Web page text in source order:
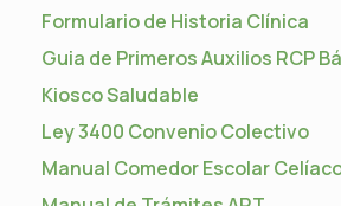
Formulario de Historia Clínica
Guia de Primeros Auxilios RCP
Kiosco Saludable
Ley 3400 Convenio Colectivo
Manual Comedor Escolar